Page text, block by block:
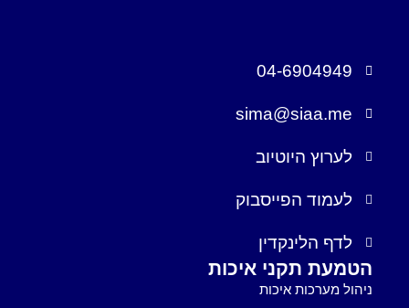
04-6904949
sima@siaa.me
לערוץ היוטיוב
לעמוד הפייסבוק
לדף הלינקדין
הטמעת תקני איכות
ניהול מערכות איכות